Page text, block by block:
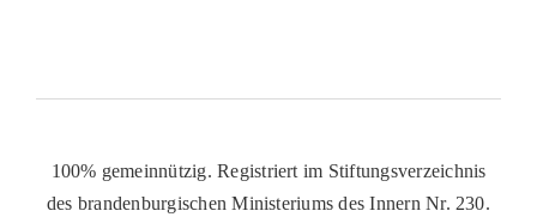
100% gemeinnützig. Registriert im Stiftungsverzeichnis
des brandenburgischen Ministeriums des Innern Nr. 230.